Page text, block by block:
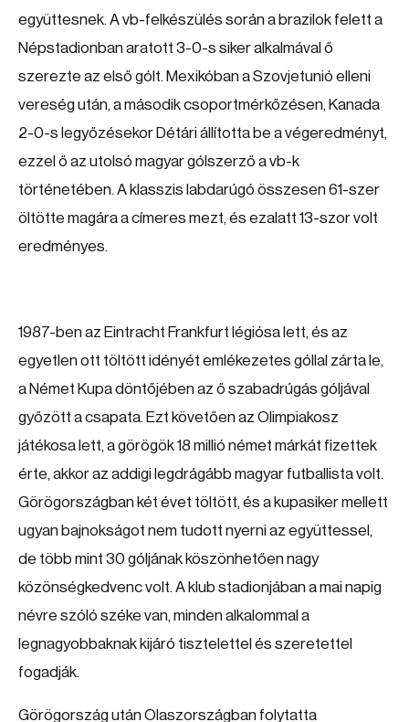
együttesnek. A vb-felkészülés során a brazilok felett a
Népstadionban aratott 3-0-s siker alkalmával ő
szerezte az első gólt. Mexikóban a Szovjetunió elleni
vereség után, a második csoportmérkőzésen, Kanada
2-0-s legyőzésekor Détári állította be a végeredményt,
ezzel ő az utolsó magyar gólszerző a vb-k
történetében. A klasszis labdarúgó összesen 61-szer
öltötte magára a címeres mezt, és ezalatt 13-szor volt
eredményes.
1987-ben az Eintracht Frankfurt légiósa lett, és az
egyetlen ott töltött idényét emlékezetes góllal zárta le,
a Német Kupa döntőjében az ő szabadrúgás góljával
győzött a csapata. Ezt követően az Olimpiakosz
játékosa lett, a görögök 18 millió német márkát fizettek
érte, akkor az addigi legdrágább magyar futballista volt.
Görögországban két évet töltött, és a kupasiker mellett
ugyan bajnokságot nem tudott nyerni az együttessel,
de több mint 30 góljának köszönhetően nagy
közönségkedvenc volt. A klub stadionjában a mai napig
névre szóló széke van, minden alkalommal a
legnagyobbaknak kijáró tisztelettel és szeretettel
fogadják.
Görögország után Olaszországban folytatta